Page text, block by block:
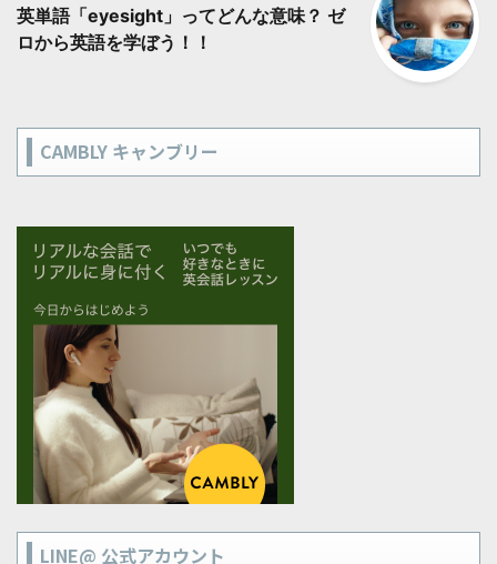
英単語「eyesight」ってどんな意味？ ゼ
ロから英語を学ぼう！！
CAMBLY キャンブリー
LINE@ 公式アカウント